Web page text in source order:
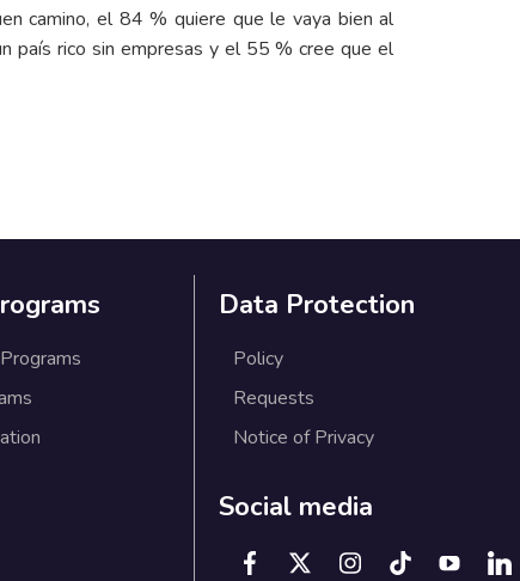
camino, el 84 % quiere que le vaya bien al
país rico sin empresas y el 55 % cree que el
Data Protection
Policy
Requests
Notice of Privacy
Social media